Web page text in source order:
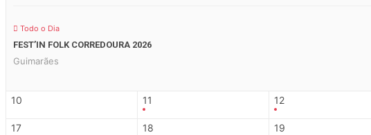
Todo o Dia
FEST’IN FOLK CORREDOURA 2026
Guimarães
10 11 12
17 18 19